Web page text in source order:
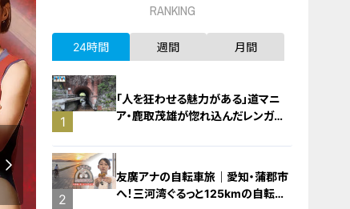
RANKING
24時間 週間 月間
1
「人を狂わせる魅力がある」道マニ
ア・鹿取茂雄が惚れ込んだレンガの
2
友廣アナの自転車旅｜愛知・蒲郡市
へ！三河湾ぐるっと125kmの自転車